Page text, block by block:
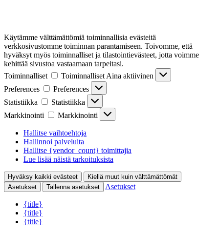
Käytämme välttämättömiä toiminnallisia evästeitä
verkkosivustomme toiminnan parantamiseen. Toivomme, että
hyväksyt myös toiminnalliset ja tilastointievästeet, jotta voimme
kehittää sivustoa vastaamaan tarpeitasi.
Toiminnalliset
Toiminnalliset Aina aktiivinen
Preferences
Preferences
Statistiikka
Statistiikka
Markkinointi
Markkinointi
Hallitse vaihtoehtoja
Hallinnoi palveluita
Hallitse {vendor_count} toimittajia
Lue lisää näistä tarkoituksista
Hyväksy kaikki evästeet
Kiellä muut kuin välttämättömät
Asetukset
Tallenna asetukset Asetukset
{title}
{title}
{title}